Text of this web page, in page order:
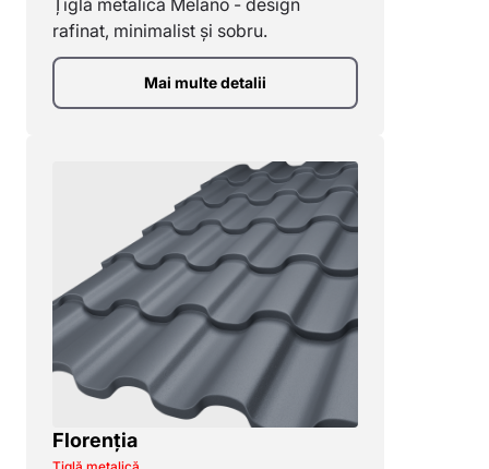
Țiglă metalică Melano - design
rafinat, minimalist și sobru.
Mai multe detalii
Florenția